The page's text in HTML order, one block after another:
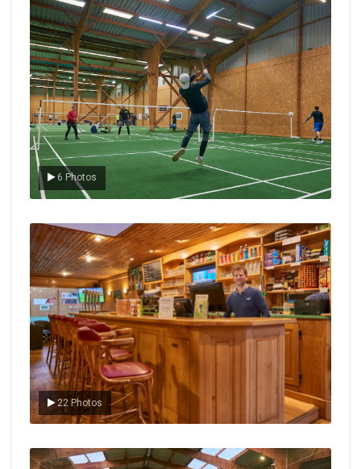
6 Photos
Le badminton
22 Photos
Le Club
Le foot en salle